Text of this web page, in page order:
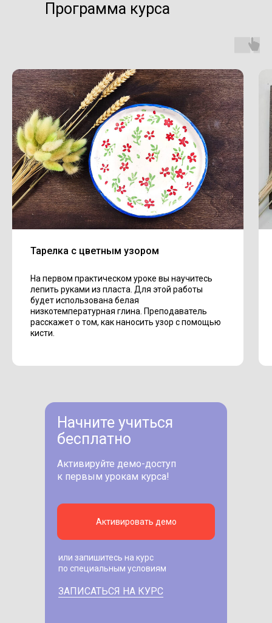
Программа курса
Тарелка с цветным узором
На первом практическом уроке вы научитесь
лепить руками из пласта. Для этой работы
будет использована белая
низкотемпературная глина. Преподаватель
расскажет о том, как наносить узор с помощью
кисти.
Начните учиться
бесплатно
или запишитесь на курс
по специальным условиям
Активировать демо
Активируйте демо-доступ
к первым урокам курса!
ЗАПИСАТЬСЯ НА КУРС